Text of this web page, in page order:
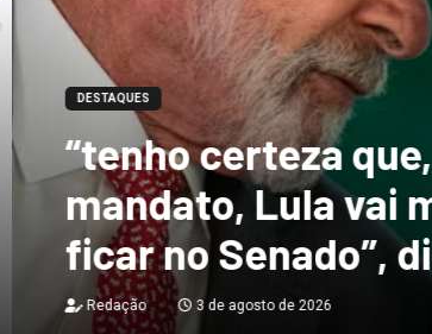
“tenho certeza que,
mandato, Lula vai me
ficar no Senado”, diz
3 de agosto de 2026